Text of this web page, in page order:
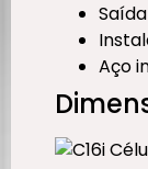
Aço